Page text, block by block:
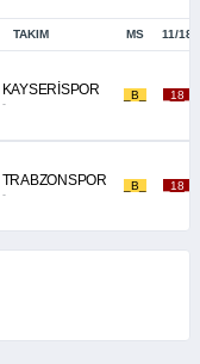
TAKIM MS 11/18
KAYSERİSPOR
-
_B_ _18_
TRABZONSPOR
-
_B_ _18_